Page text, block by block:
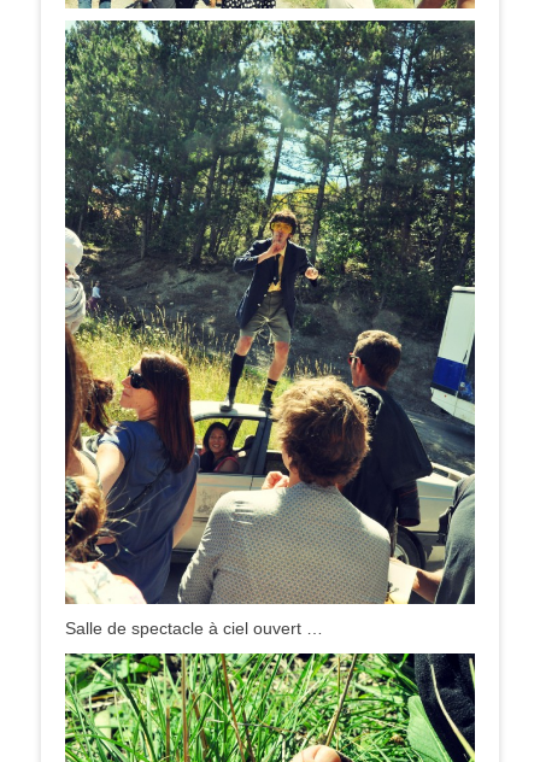
Salle de spectacle à ciel ouvert …